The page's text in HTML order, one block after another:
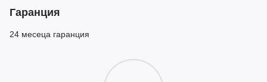
Гаранция
24 месеца гаранция